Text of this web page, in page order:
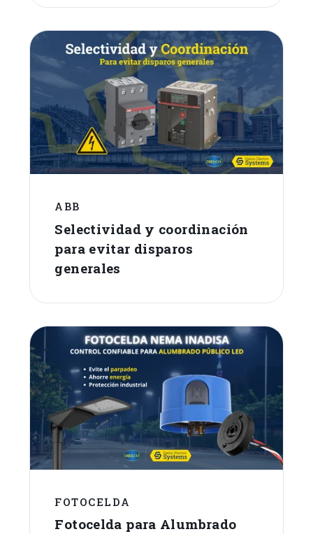
ABB
Selectividad y coordinación
para evitar disparos
generales
FOTOCELDA
Fotocelda para Alumbrado